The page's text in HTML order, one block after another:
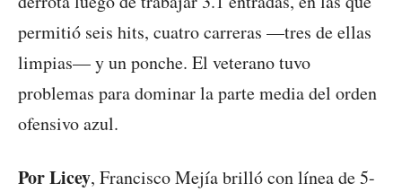
permitió seis hits, cuatro carreras —tres de ellas
limpias— y un ponche. El veterano tuvo
problemas para dominar la parte media del orden
ofensivo azul.
Por Licey, Francisco Mejía brilló con línea de 5-